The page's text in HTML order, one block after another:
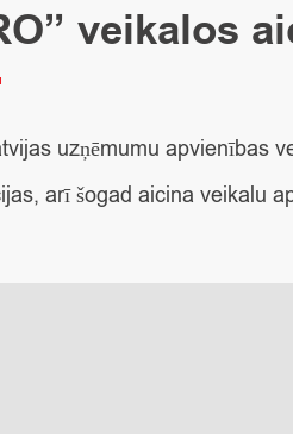
veikalos
uzņēmumu apvienības
arī šogad aicina veikalu